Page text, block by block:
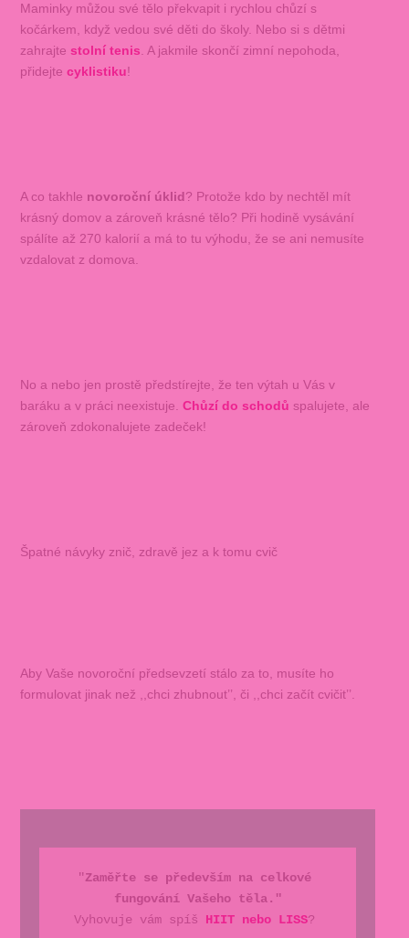
Maminky můžou své tělo překvapit i rychlou chůzí s
kočárkem, když vedou své děti do školy. Nebo si s dětmi
zahrajte stolní tenis . A jakmile skončí zimní nepohoda,
přidejte cyklistiku!
A co takhle novoroční úklid? Protože kdo by nechtěl mít
krásný domov a zároveň krásné tělo? Při hodině vysávání
spálíte až 270 kalorií a má to tu výhodu, že se ani nemusíte
vzdalovat z domova.
No a nebo jen prostě předstírejte, že ten výtah u Vás v
baráku a v práci neexistuje. Chůzí do schodů spalujete, ale
zároveň zdokonalujete zadeček!
Špatné návyky znič, zdravě jez a k tomu cvič
Aby Vaše novoroční předsevzetí stálo za to, musíte ho
formulovat jinak než ,,chci zhubnout’’, či ,,chci začít cvičit’’.
"Zaměřte se především na celkové
fungování Vašeho těla."
Vyhovuje vám spíš HIIT nebo LISS?